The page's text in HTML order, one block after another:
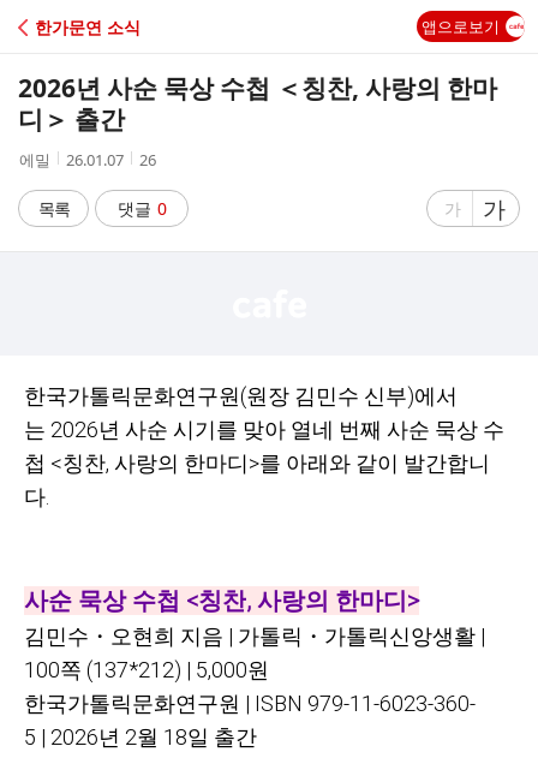
C
A
한가문연 소식 앱으로보기
2026년 사순 묵상 수첩 ＜칭찬, 사랑의 한마
디＞ 출간
작
자
에밀
작
시
간
26.01.07
조
수
26
목록 댓글 0
글
게
가
글
자
가
한국가톨릭문화연구원(원장 김민수 신부)에서
는 2026년 사순 시기를 맞아 열네 번째 사순 묵상 수
첩 <칭찬, 사랑의 한마디>를 아래와 같이 발간합니
다.
사순 묵상 수첩 <칭찬, 사랑의 한마디>
김민수 ・ 오현희 지음 | 가톨릭 ・ 가톨릭신앙생활 |
100쪽 (137*212) | 5,000원
한국가톨릭문화연구원 | ISBN 979-11-6023-360-
5 | 2026년 2월 18일 출간